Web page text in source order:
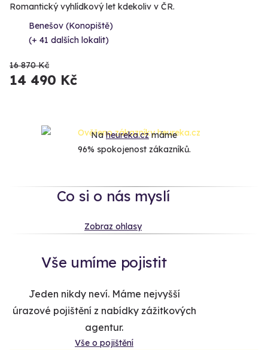
Romantický vyhlídkový let kdekoliv v ČR.
Benešov (Konopiště)
(+ 41 dalších lokalit)
16 870 Kč
14 490 Kč
Naheureka.czmáme
96% spokojenost zákazníků.
Co si o nás myslí
Zobraz ohlasy
Vše umíme pojistit
Jeden nikdy neví. Máme nejvyšší
úrazové pojištění z nabídky zážitkových
agentur.
Vše o pojištění